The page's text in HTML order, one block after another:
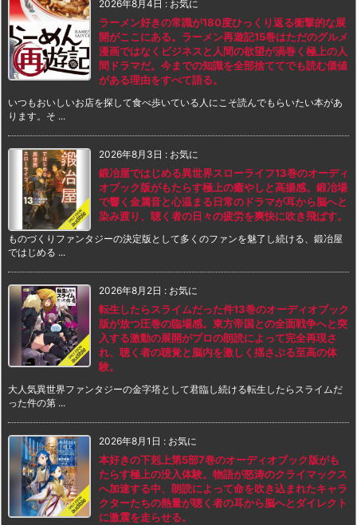
2026年8月4日 : お気に
ラーメン好きの常識が180度ひっくり返る衝撃的な展
開がここにある。ラーメン再遊記15巻はただのグルメ
漫画ではなくビジネスと人間の欲望が渦巻く極上の人
間ドラマだ。今までの知識を全部捨ててでも読む価値
がある理由をすべて語る。
いつもおいしいお店を探して食べ歩いている人にこそ読んでもらいたい本があ
ります。そ ...
2026年8月3日 : お気に
鍛冶屋ではじめる異世界スローライフ13巻のオーディ
オブック版がもたらす極上の癒やしと高揚感。鍛冶場
で響く金属音と心温まる日常のドラマが耳から脳へと
染み渡り、聴く者の日々の疲労を爽快に吹き飛ばす。
ものづくりファンタジーの決定版として多くのファンを魅了し続ける、鍛冶屋
ではじめる ...
2026年8月2日 : お気に
転生したらスライムだった件13巻のオーディオブック
版が放つ圧巻の臨場感。東方帝国との全面戦争へと突
入する激動の展開がプロの朗読によって完全再現さ
れ、聴く者の聴覚と脳内を激しく揺さぶる至高の体
験。
大人気異世界ファンタジーの金字塔として君臨し続ける転生したらスライムだ
った件の第 ...
2026年8月1日 : お気に
本好きの下剋上第5部7巻のオーディオブック版がも
たらす極上の没入体験。物語が怒涛のクライマックス
へ加速する中、朗読によって命を吹き込まれたキャラ
クターたちの熱量が聴く者の耳から脳へとダイレクト
に激震を走らせる。